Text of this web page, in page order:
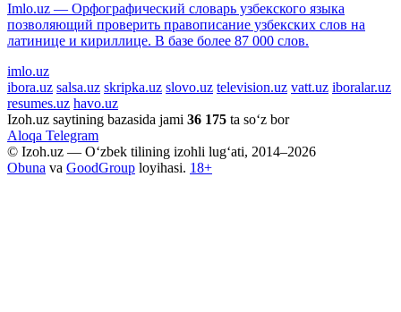
Imlo.uz — Орфографический словарь узбекского языка
позволяющий проверить правописание узбекских слов на
латинице и кириллице. В базе более 87 000 слов.
imlo.uz
ibora.uz salsa.uz skripka.uz slovo.uz television.uz vatt.uz iboralar.uz
resumes.uz havo.uz
Izoh.uz saytining bazasida jami 36 175 ta so‘z bor
Aloqa Telegram
© Izoh.uz — O‘zbek tilining izohli lug‘ati, 2014–2026
Obuna va GoodGroup loyihasi. 18+